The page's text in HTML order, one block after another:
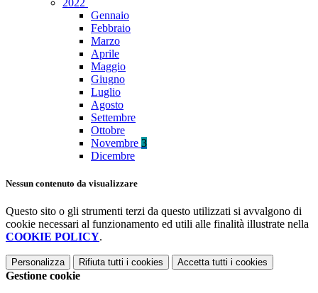
2022
Gennaio
Febbraio
Marzo
Aprile
Maggio
Giugno
Luglio
Agosto
Settembre
Ottobre
Novembre 3
Dicembre
Nessun contenuto da visualizzare
Questo sito o gli strumenti terzi da questo utilizzati si avvalgono di
cookie necessari al funzionamento ed utili alle finalità illustrate nella
COOKIE POLICY.
Personalizza Rifiuta tutti i cookies Accetta tutti i cookies
Gestione cookie